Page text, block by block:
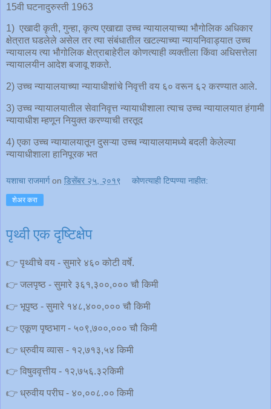
15वी घटनादुरुस्ती 1963
1) एखादी कृती, गुन्हा, कृत्य एखाद्या उच्च न्यायालयाच्या भौगोलिक अधिकार
क्षेत्रात घडलेले असेल तर त्या संबंधातील खटल्याच्या न्यायनिवाड्यात उच्च
न्यायालय त्या भौगोलिक क्षेत्राबाहेरील कोणत्याही व्यक्तीला किंवा अधिसत्तेला
न्यायालयीन आदेश बजावू शकते.
2) उच्च न्यायालयाच्या न्यायाधीशांचे निवृत्ती वय ६० वरून ६२ करण्यात आले.
3) उच्च न्यायालयातील सेवानिवृत्त न्यायाधीशाला त्याच उच्च न्यायालयात हंगामी
न्यायाधीश म्हणून नियुक्त करण्याची तरतूद
4) एका उच्च न्यायालयातून दुसऱ्या उच्च न्यायालयामध्ये बदली केलेल्या
न्यायाधीशाला हानिपूरक भत
यशाचा राजमार्ग on डिसेंबर २५, २०१९ कोणत्याही टिप्पण्‍या नाहीत:
शेअर करा
पृथ्वी एक दृष्टिक्षेप
👉 पृथ्वीचे वय - सुमारे ४६० कोटी वर्षे.
👉 जलपृष्ठ - सुमारे ३६१,३००,००० चौ किमी
👉 भूपृष्ठ - सुमारे १४८,४००,००० चौ किमी
👉 एकूण पृष्ठभाग - ५०९,७००,००० चौ किमी
👉 ध्रुवीय व्यास - १२,७१३,५४ किमी
👉 विषुववृत्तीय - १२,७५६.३२किमी
👉 ध्रुवीय परीघ - ४०,००८.०० किमी